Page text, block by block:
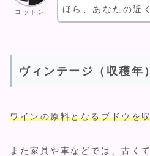
コットン
ほら、あなたの近
ヴィンテージ（収穫年）
ワインの原料となるブドウを
また家具や車などでは、古く